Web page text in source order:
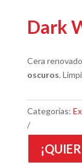
Dark
Cera
oscuros.
Categorías: